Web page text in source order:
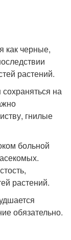
как черные,
растений.
на
гнилые
больной
растений.
обязательно.